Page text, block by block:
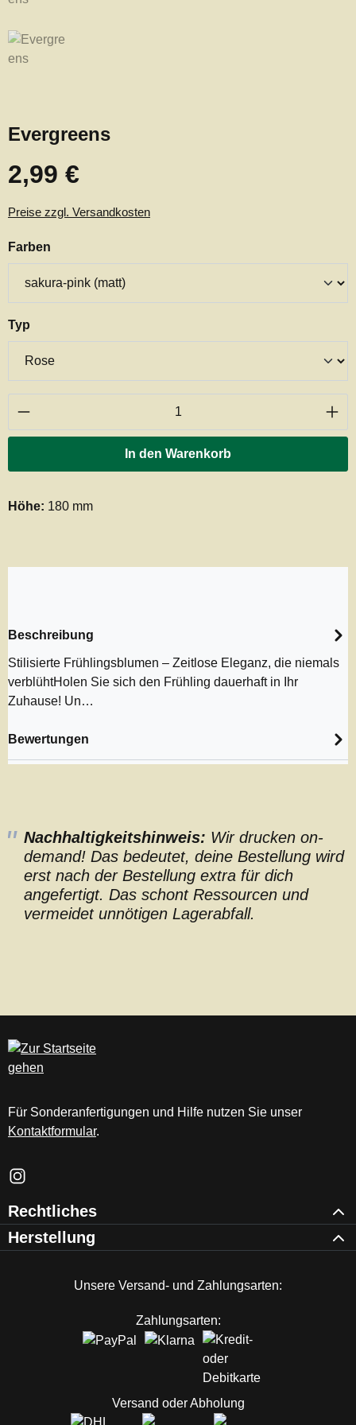
Evergreens
Regulärer Preis:
2,99 €
Preise zzgl. Versandkosten
Farben
Typ
Produkt Anzahl: Gib den gewünschten
In den Warenkorb
Höhe: 180 mm
Beschreibung
Stilisierte Frühlingsblumen – Zeitlose Eleganz, die niemals
verblühtHolen Sie sich den Frühling dauerhaft in Ihr
Zuhause! Un…
Bewertungen
Nachhaltigkeitshinweis: Wir drucken on-
demand! Das bedeutet, deine Bestellung wird
erst nach der Bestellung extra für dich
angefertigt. Das schont Ressourcen und
vermeidet unnötigen Lagerabfall.
Für Sonderanfertigungen und Hilfe nutzen Sie unser
Kontaktformular.
Schau auf Instagram vorbei – öffnet in neuem Tab (externer
Rechtliches
Herstellung
Unsere Versand- und Zahlungsarten:
Zahlungsarten:
Versand oder Abholung